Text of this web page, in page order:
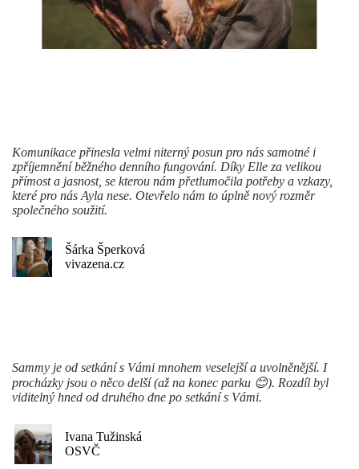
Komunikace přinesla velmi niterný posun pro nás samotné i
zpříjemnění běžného denního fungování. Díky Elle za velikou
přímost a jasnost, se kterou nám přetlumočila potřeby a vzkazy,
které pro nás Ayla nese. Otevřelo nám to úplně nový rozměr
společného soužití.
Šárka Šperková
vivazena.cz
Sammy je od setkání s Vámi mnohem veselejší a uvolněnější. I
procházky jsou o něco delší (až na konec parku 😊). Rozdíl byl
viditelný hned od druhého dne po setkání s Vámi.
Ivana Tužinská
OSVČ